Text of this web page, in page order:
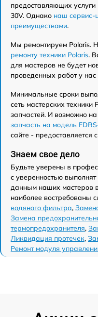
предоставляющих услуги
30V. Однако наш сервис-
преимуществами.
Мы ремонтируем Polaris.
ремонту техники Polaris.
для мастеров не будет
проведенных работ у нас
Минимальные сроки
сеть мастерских
запчастей. И возможно
запчасть на модель
сайте - предоставляется
Знаем свое дело
Будьте уверены в
с уверенностью
данным наших мастеров
наиболее востребованы
водяного фильтра,
Замена
термопредохранителя,
Ликвидация протечек,
Ремонт модуля